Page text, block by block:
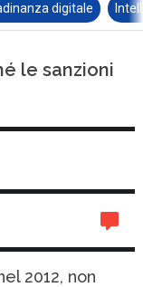
digitale
le sanzioni
2012, non